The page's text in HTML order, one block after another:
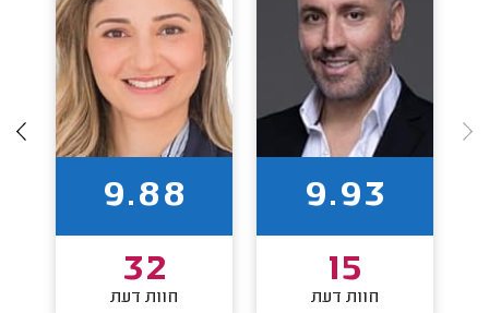
9.93
15
חוות דעת
9.88
32
חוות דעת